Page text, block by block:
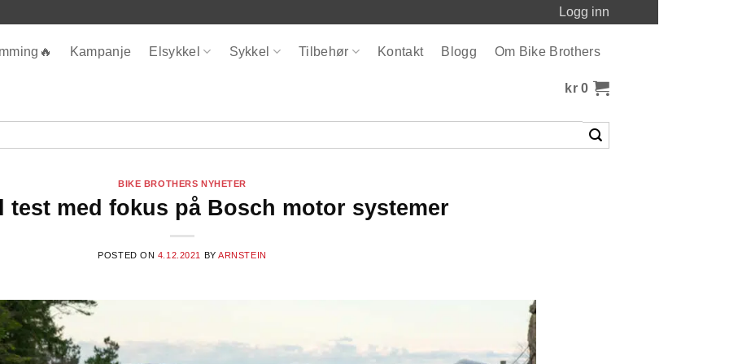
Logg inn
Kampanje Elsykkel Sykkel Tilbehør Kontakt Blogg Om Bike Brothers
kr 0
BIKE BROTHERS NYHETER
test med fokus på Bosch motor systemer
POSTED ON 4.12.2021 BYARNSTEIN